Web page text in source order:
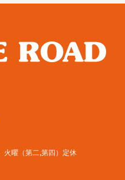
曜（第二,第四）定休